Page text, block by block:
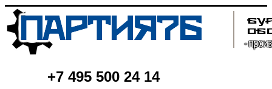
+7 495 500 24 14